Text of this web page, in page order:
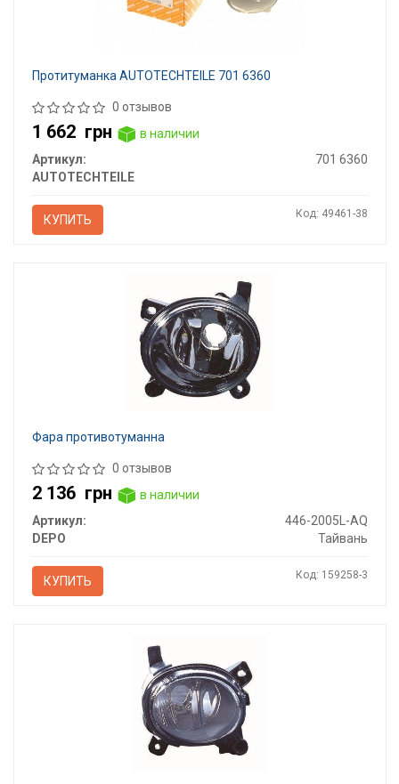
Протитуманка AUTOTECHTEILE 701 6360
0 отзывов
1 662 грн
в наличии
Артикул:
701 6360
AUTOTECHTEILE
КУПИТЬ Код: 49461-38
Фара противотуманна
0 отзывов
2 136 грн
в наличии
Артикул:
446-2005L-AQ
DEPO
Тайвань
КУПИТЬ Код: 159258-3